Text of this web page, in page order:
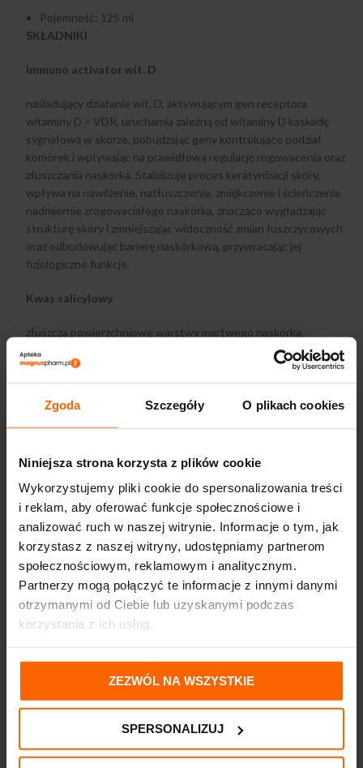
Zgoda Szczegóły O plikach cookies
Niniejsza strona korzysta z plików cookie
Wykorzystujemy pliki cookie do spersonalizowania treści
i reklam, aby oferować funkcje społecznościowe i
analizować ruch w naszej witrynie. Informacje o tym, jak
korzystasz z naszej witryny, udostępniamy partnerom
społecznościowym, reklamowym i analitycznym.
Partnerzy mogą połączyć te informacje z innymi danymi
otrzymanymi od Ciebie lub uzyskanymi podczas
korzystania z ich usług.
ZEZWÓL NA WSZYSTKIE
SPERSONALIZUJ
Pojemność: 125 ml
SKŁADNIKI
Immuno activator wit. D
naśladujący działanie wit. D, aktywującym gen receptora
witaminy D – VDR, uruchamia zależną od witaminy D kaskadę
sygnałową w skórze, pobudzając geny kontrolujące podział
komórek i wpływając na prawidłową regulację rogowacenia oraz
złuszczania naskórka. Stabilizuje proces keratynizacji skóry,
wpływa na nawilżenie, natłuszczenie, zmiękczenie i ścieńczenie
nadmiernie zrogowaciałego naskórka, znacząco wygładzając
strukturę skóry i zmniejszając widoczność zmian łuszczycowych
oraz odbudowując barierę naskórkową, przywracając jej
fizjologiczne funkcje.
Kwas salicylowy
złuszcza powierzchniowe warstwy martwego naskórka,
zmniejszając nagromadzone pokłady łuski i widoczność łupieżu w
obrębie zmian, wydłużając okres remisji i zapobiegając nawrotom
dysfunkcji.
przywracając jej komfort i zdrowy wygląd.
Kompleks antybakteryjny DDL
hamuje namnażanie się bakterii oraz zapobiega ponownemu
tworzeniu się łuski i łupieżu.
Wyciąg z kory wierzby
normalizuje procesy proliferacji naskórka, przywracając skórze
remisji i zapobiegając nawrotom dysfunkcji.